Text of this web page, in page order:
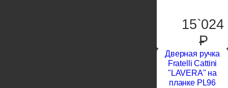
15`024
P
Дверная ручка
Fratelli Cattini
"LAVERA" на
планке PL96